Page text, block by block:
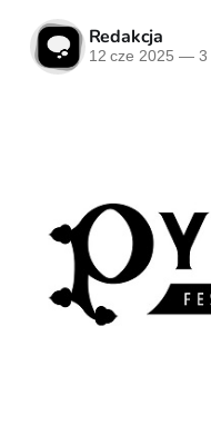
Redakcja
12 cze 2025 —3